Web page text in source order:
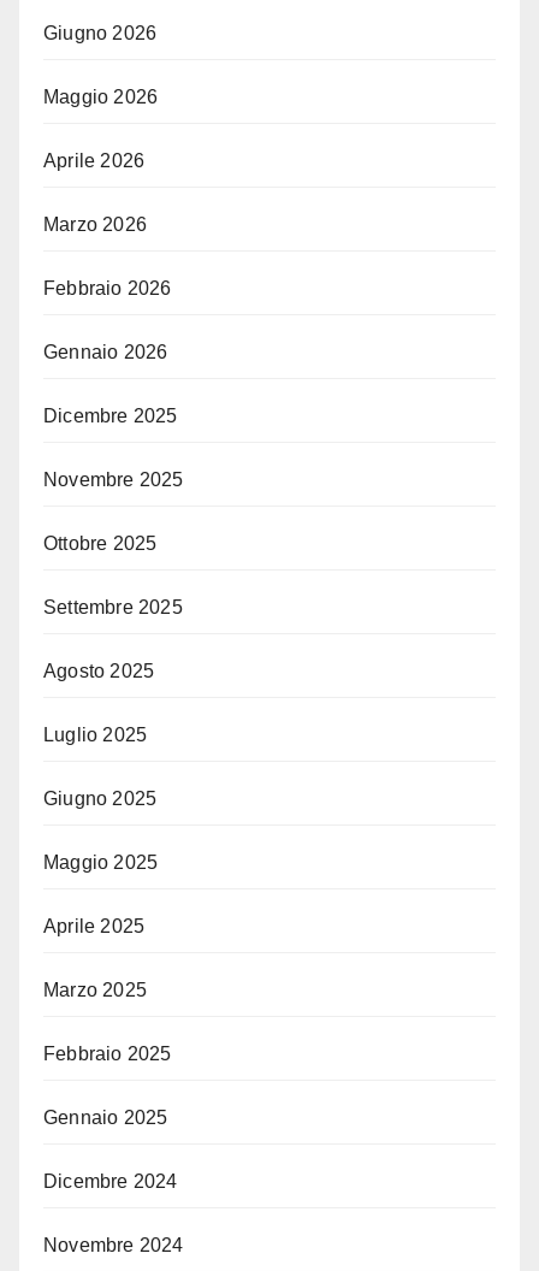
Giugno 2026
Maggio 2026
Aprile 2026
Marzo 2026
Febbraio 2026
Gennaio 2026
Dicembre 2025
Novembre 2025
Ottobre 2025
Settembre 2025
Agosto 2025
Luglio 2025
Giugno 2025
Maggio 2025
Aprile 2025
Marzo 2025
Febbraio 2025
Gennaio 2025
Dicembre 2024
Novembre 2024